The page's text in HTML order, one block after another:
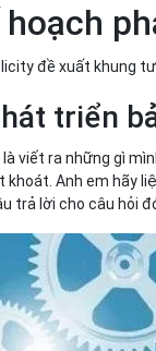
đề xuất khung
triển
viết ra những gì
Anh em hãy
trả lời cho câu hỏi